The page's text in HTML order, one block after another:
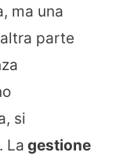
ma una
parte
si
La gestione